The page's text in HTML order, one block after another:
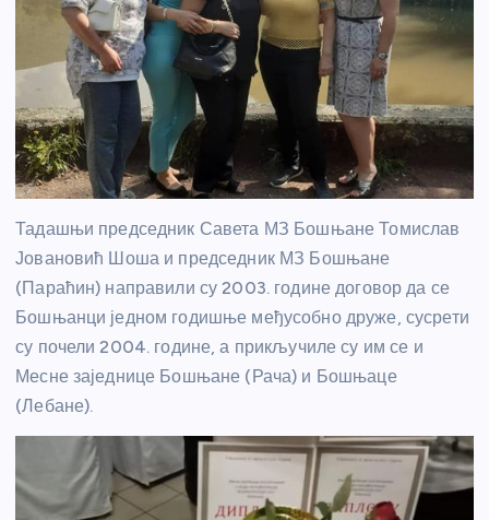
Тадашњи председник Савета МЗ Бошњане Томислав
Јовановић Шоша и председник МЗ Бошњане
(Параћин) направили су 2003. године договор да се
Бошњанци једном годишње међусобно друже, сусрети
су почели 2004. године, а прикључиле су им се и
Месне заједнице Бошњане (Рача) и Бошњаце
(Лебане).